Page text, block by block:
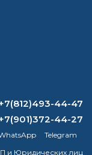
44-47
44-27
Telegram
и Юридических лиц